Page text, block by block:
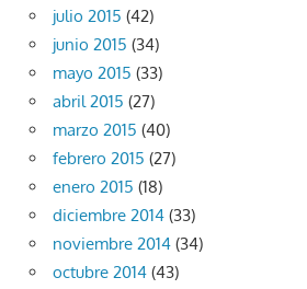
julio 2015 (42)
junio 2015 (34)
mayo 2015 (33)
abril 2015 (27)
marzo 2015 (40)
febrero 2015 (27)
enero 2015 (18)
diciembre 2014 (33)
noviembre 2014 (34)
octubre 2014 (43)